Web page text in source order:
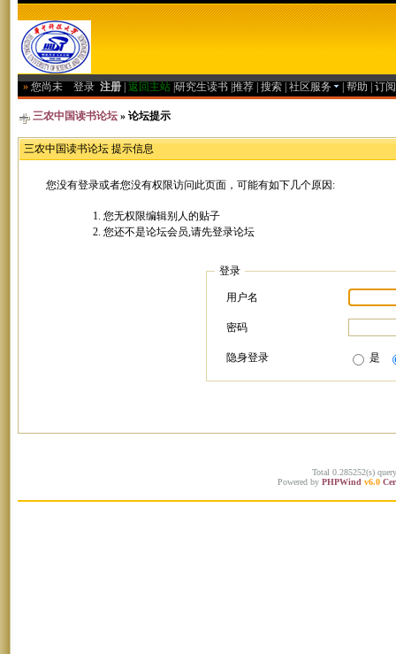
» 您尚未 登录 注册 返回主站 研究生读书 推荐 搜索 社区服务 帮助 订
三农中国读书论坛 » 论坛提示
三农中国读书论坛 提示信息
您没有登录或者您没有权限访问此页面，可能有如下几个原因:
您无权限编辑别人的贴子
您还不是论坛会员,请先登录论坛
登录
用户名
密码
隐身登录 是
Total 0.285252(s)
Powered by PHPWind v6.0